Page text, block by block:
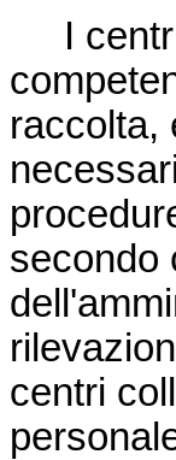
I centri
raccolta,
secondo
centri